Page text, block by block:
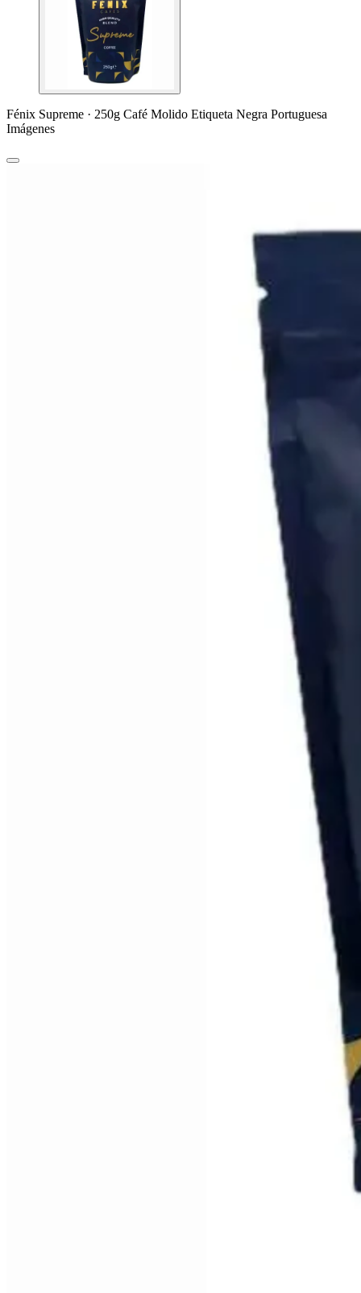
Fénix Supreme · 250g Café Molido Etiqueta Negra Portuguesa
Imágenes